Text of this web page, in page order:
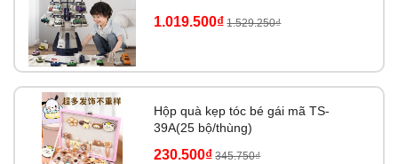
1.019.500₫ 1.529.250₫
Hộp quà kẹp tóc bé gái mã TS-
39A(25 bộ/thùng)
230.500₫ 345.750₫